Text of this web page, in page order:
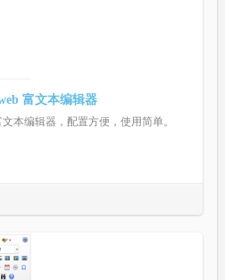
富文本编辑器
本编辑器，配置方便，使用简单。